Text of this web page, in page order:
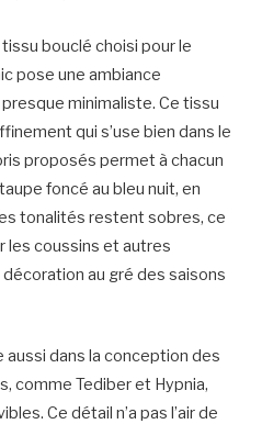
bouclé choisi pour le
pose une ambiance
minimaliste. Ce tissu
qui s’use bien dans le
proposés permet à chacun
foncé au bleu nuit, en
tonalités restent sobres, ce
les coussins et autres
au gré des saisons
dans la conception des
comme Tediber et Hypnia,
Ce détail n’a pas l’air de